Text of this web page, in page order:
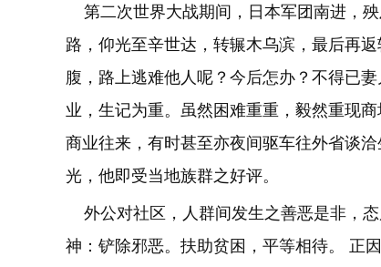
第二次世界大战期间，日本军团南进，
路，仰光至辛世达，转辗木乌滨，最后再
腹，路上逃难他人呢？今后怎办？不得已
业，生记为重。虽然困难重重，毅然重现
商业往来，有时甚至亦夜间驱车往外省谈
光，他即受当地族群之好评。
外公对社区，人群间发生之善恶是非，
神：铲除邪恶。扶助贫困，平等相待。 正